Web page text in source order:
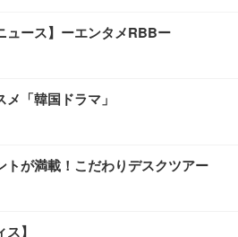
ュース】ーエンタメRBBー
「韓国ドラマ」
トが満載！こだわりデスクツアー
】